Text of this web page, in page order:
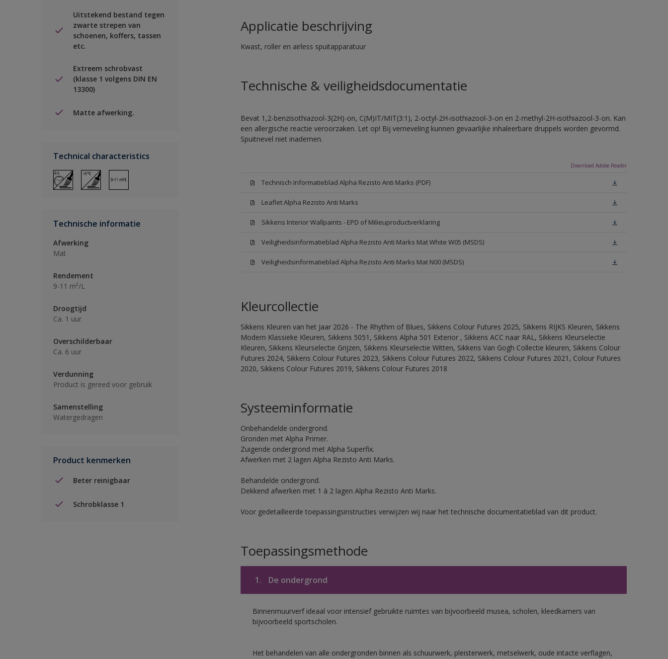
Uitstekend bestand tegen
zwarte strepen van
schoenen, koffers, tassen
etc.
Extreem schrobvast
(klasse 1 volgens DIN EN
13300)
Matte afwerking.
Technical characteristics
Technische informatie
Afwerking
Mat
Rendement
9-11 m²/L
Droogtijd
Ca. 1 uur
Overschilderbaar
Ca. 6 uur
Verdunning
Product is gereed voor gebruik
Samenstelling
Watergedragen
Product kenmerken
Beter reinigbaar
Schrobklasse 1
Applicatie beschrijving
Kwast, roller en airless spuitapparatuur
Technische & veiligheidsdocumentatie
Bevat 1,2-benzisothiazool-3(2H)-on, C(M)IT/MIT(3:1), 2-octyl-2H-isothiazool-3-on en 2-methyl-2H-isothiazool-3-on. Kan
een allergische reactie veroorzaken. Let op! Bij verneveling kunnen gevaarlijke inhaleerbare druppels worden gevormd.
Spuitnevel niet inademen.
Download Adobe Reader
Technisch Informatieblad Alpha Rezisto Anti Marks (PDF)
Leaflet Alpha Rezisto Anti Marks
Sikkens Interior Wallpaints - EPD of Milieuproductverklaring
Veiligheidsinformatieblad Alpha Rezisto Anti Marks Mat White W05 (MSDS)
Veiligheidsinformatieblad Alpha Rezisto Anti Marks Mat N00 (MSDS)
Kleurcollectie
Sikkens Kleuren van het Jaar 2026 - The Rhythm of Blues, Sikkens Colour Futures 2025, Sikkens RIJKS Kleuren, Sikkens
Modern Klassieke Kleuren, Sikkens 5051, Sikkens Alpha 501 Exterior , Sikkens ACC naar RAL, Sikkens Kleurselectie
Kleuren, Sikkens Kleurselectie Grijzen, Sikkens Kleurselectie Witten, Sikkens Van Gogh Collectie kleuren, Sikkens Colour
Futures 2024, Sikkens Colour Futures 2023, Sikkens Colour Futures 2022, Sikkens Colour Futures 2021, Colour Futures
2020, Sikkens Colour Futures 2019, Sikkens Colour Futures 2018
Systeeminformatie
Onbehandelde ondergrond.
Gronden met Alpha Primer.
Zuigende ondergrond met Alpha Superfix.
Afwerken met 2 lagen Alpha Rezisto Anti Marks.
Behandelde ondergrond.
Dekkend afwerken met 1 à 2 lagen Alpha Rezisto Anti Marks.
Voor gedetailleerde toepassingsinstructies verwijzen wij naar het technische documentatieblad van dit product.
Toepassingsmethode
1. De ondergrond
Binnenmuurverf ideaal voor intensief gebruikte ruimtes van bijvoorbeeld musea, scholen, kleedkamers van
bijvoorbeeld sportscholen.
Het behandelen van alle ondergronden binnen als schuurwerk, pleisterwerk, metselwerk, oude intacte verflagen,